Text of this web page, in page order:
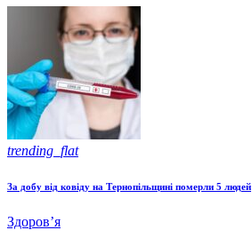
trending_flat
За добу від ковіду на Тернопільщині померли 5 людей
Здоров’я